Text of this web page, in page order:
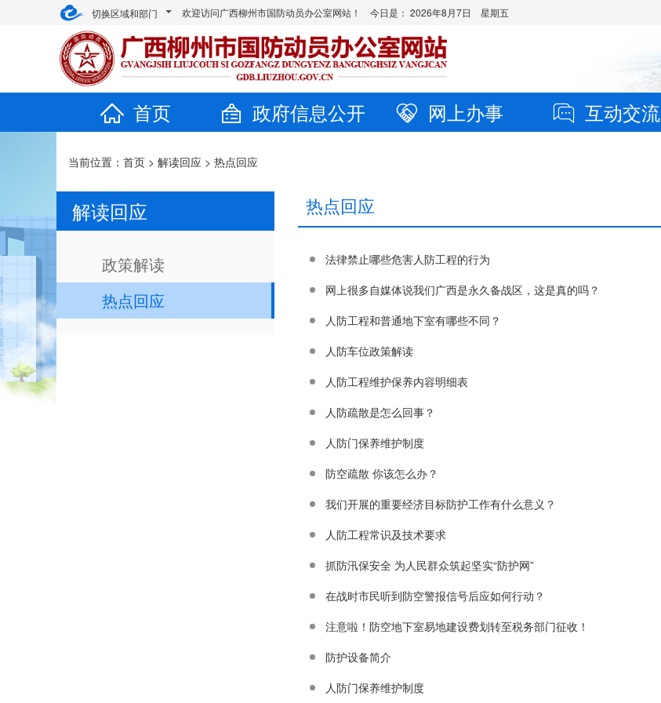
切换区域和部门 欢迎访问广西柳州市国防动员办公室网站！ 今日是： 2026年8月7日 星期五
首页 政府信息公开 网上办事 互动交流
当前位置： 首页 > 解读回应 > 热点回应
解读回应
政策解读
热点回应
热点回应
法律禁止哪些危害人防工程的行为
网上很多自媒体说我们广西是永久备战区，这是真的吗？
人防工程和普通地下室有哪些不同？
人防车位政策解读
人防工程维护保养内容明细表
人防疏散是怎么回事？
人防门保养维护制度
防空疏散 你该怎么办？
我们开展的重要经济目标防护工作有什么意义？
人防工程常识及技术要求
抓防汛保安全 为人民群众筑起坚实“防护网”
在战时市民听到防空警报信号后应如何行动？
注意啦！防空地下室易地建设费划转至税务部门征收！
防护设备简介
人防门保养维护制度